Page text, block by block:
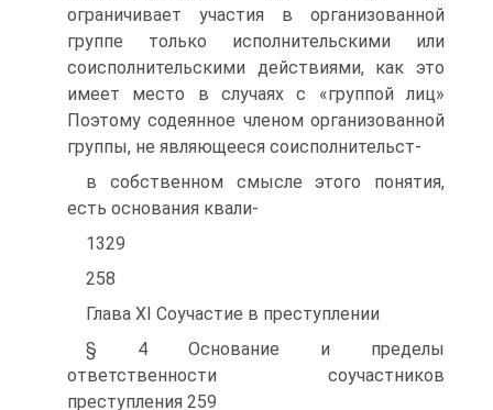
ограничивает участия в организованной
группе только исполнительскими или
соисполнительскими действиями, как это
имеет место в случаях с «группой лиц»
Поэтому содеянное членом организованной
группы, не являющееся соисполнительст-
в собственном смысле этого понятия,
есть основания квали-
1329
258
Глава XI Соучастие в преступлении
§ 4 Основание и пределы
ответственности соучастников
преступления 259